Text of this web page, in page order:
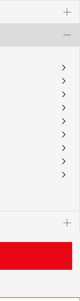
A
A
A
A
A
A
A
A
A